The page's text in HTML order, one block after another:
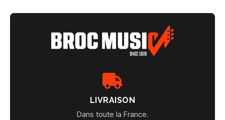
LIVRAISON
Dans toute la France.